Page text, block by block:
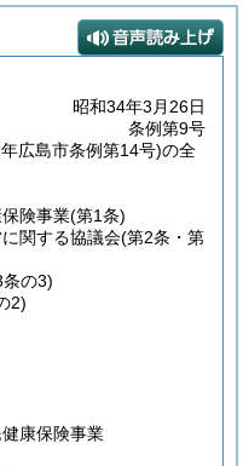
昭和34年3月26日
条例第9号
広島市条例第14号)の全
険事業(第1条)
関する協議会(第2条・第
の3)
2)
康保険事業